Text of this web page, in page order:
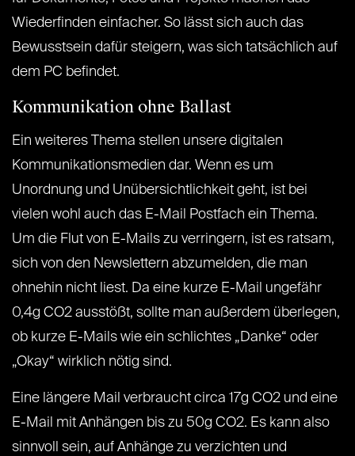
Wiederfinden einfacher. So lässt sich auch das
Bewusstsein dafür steigern, was sich tatsächlich auf
dem PC befindet.
Kommunikation ohne Ballast
Ein weiteres Thema stellen unsere digitalen
Kommunikationsmedien dar. Wenn es um
Unordnung und Unübersichtlichkeit geht, ist bei
vielen wohl auch das E-Mail Postfach ein Thema.
Um die Flut von E-Mails zu verringern, ist es ratsam,
sich von den Newslettern abzumelden, die man
ohnehin nicht liest. Da eine kurze E-Mail ungefähr
0,4g CO2 ausstößt, sollte man außerdem überlegen,
ob kurze E-Mails wie ein schlichtes „Danke“ oder
„Okay“ wirklich nötig sind.
Eine längere Mail verbraucht circa 17g CO2 und eine
E-Mail mit Anhängen bis zu 50g CO2. Es kann also
sinnvoll sein, auf Anhänge zu verzichten und